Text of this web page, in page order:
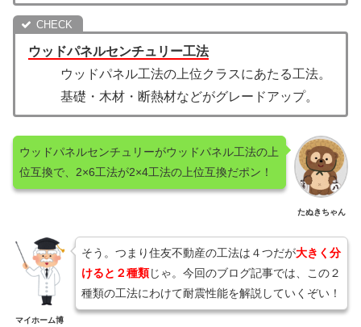
ウッドパネルセンチュリー工法
ウッドパネル工法の上位クラスにあたる工法。
基礎・木材・断熱材などがグレードアップ。
たぬきちゃん
ウッドパネルセンチュリーがウッドパネル工法の上
位互換で、2×6工法が2×4工法の上位互換だポン！
マイホーム博
そう。つまり住友不動産の工法は４つだが大きく分
けると２種類じゃ。今回のブログ記事では、この２
種類の工法にわけて耐震性能を解説していくぞい！